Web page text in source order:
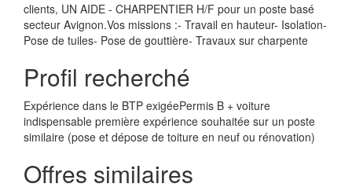
clients, UN AIDE - CHARPENTIER H/F pour un poste basé
secteur Avignon.Vos missions :- Travail en hauteur- Isolation-
Pose de tuiles- Pose de gouttière- Travaux sur charpente
Profil recherché
Expérience dans le BTP exigéePermis B + voiture
indispensable première expérience souhaitée sur un poste
similaire (pose et dépose de toiture en neuf ou rénovation)
Offres similaires